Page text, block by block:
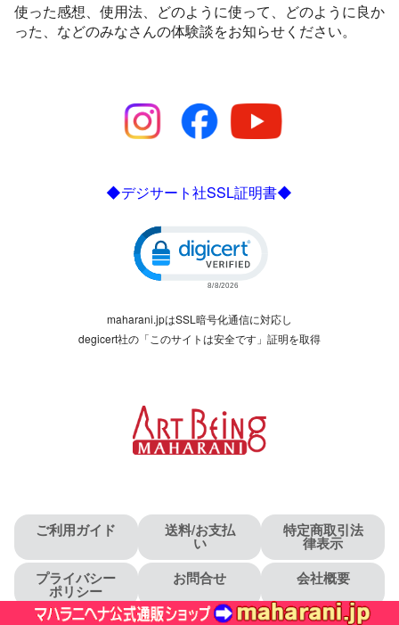
使った感想、使用法、どのように使って、どのように良か
った、などのみなさんの体験談をお知らせください。
◆デジサート社SSL証明書◆
maharani.jpはSSL暗号化通信に対応し
degicert社の「このサイトは安全です」証明を取得
ご利用ガイド 送料/お支払
い
特定商取引法
律表示
プライバシー
ポリシー
お問合せ 会社概要